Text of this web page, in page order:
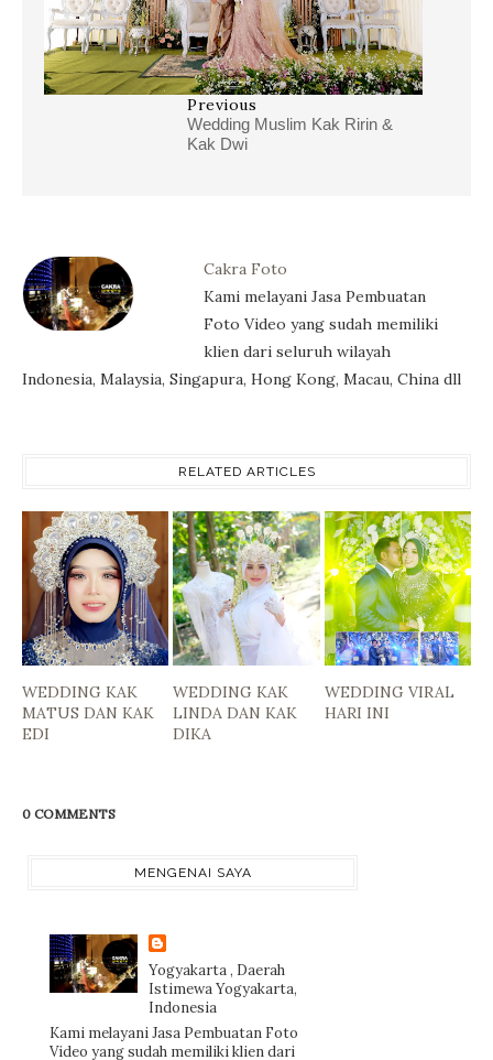
Previous
Wedding Muslim Kak Ririn &
Kak Dwi
Cakra Foto
Kami melayani Jasa Pembuatan
Foto Video yang sudah memiliki
klien dari seluruh wilayah
Indonesia, Malaysia, Singapura, Hong Kong, Macau, China dll
RELATED ARTICLES
WEDDING KAK
MATUS DAN KAK
EDI
WEDDING KAK
LINDA DAN KAK
DIKA
WEDDING VIRAL
HARI INI
0 COMMENTS
MENGENAI SAYA
Yogyakarta , Daerah
Istimewa Yogyakarta,
Indonesia
Kami melayani Jasa Pembuatan Foto
Video yang sudah memiliki klien dari